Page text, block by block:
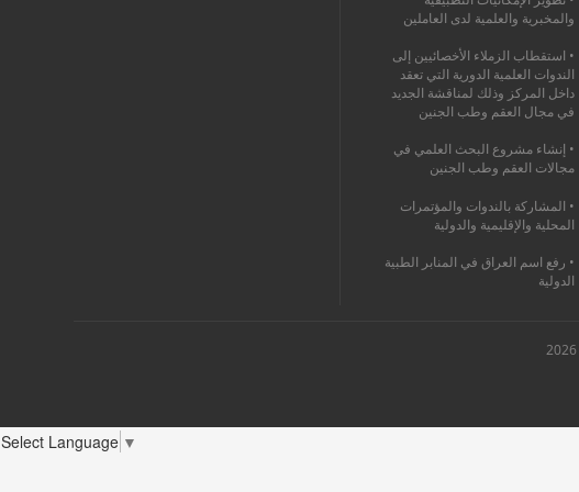
والمخبرية والعلمية لدى العاملين
• استقطاب الزملاء الأخصائيين إلى
الندوات العلمية الدورية التي تعقد
داخل المركز وذلك لمناقشة الجديد
في مجال العقم وطب الجنين
• إنشاء مشروع البحث العلمي في
مجالات العقم وطب الجنين
• المشاركة بالندوات والمؤتمرات
المحلية والإقليمية والدولية
• رفع اسم العراق في المنابر الطبية
الدولية
Select Language ▼